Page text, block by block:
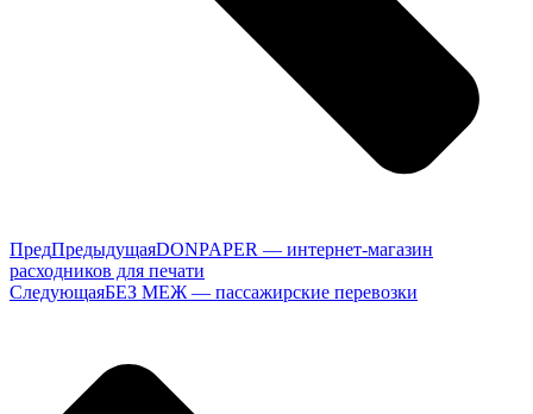
ПредПредыдущаяDONPAPER — интернет-магазин
расходников для печати
СледующаяБЕЗ МЕЖ — пассажирские перевозки